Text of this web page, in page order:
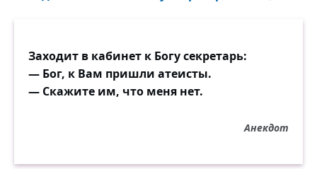
Заходит в кабинет к Богу секретарь:
— Бог, к Вам пришли атеисты.
— Скажите им, что меня нет.
Анекдот